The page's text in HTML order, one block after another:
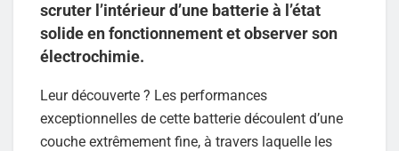
scruter l’intérieur d’une batterie à l’état
solide en fonctionnement et observer son
électrochimie.
Leur découverte ? Les performances
exceptionnelles de cette batterie découlent d’une
couche extrêmement fine, à travers laquelle les